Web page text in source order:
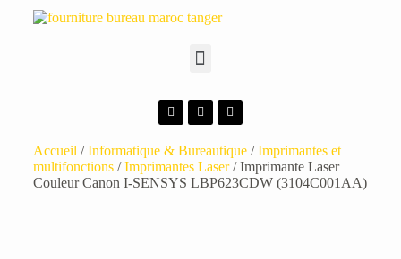
Accueil /Informatique & Bureautique/Imprimantes et
multifonctions/Imprimantes Laser/ Imprimante Laser
Couleur Canon I-SENSYS LBP623CDW (3104C001AA)